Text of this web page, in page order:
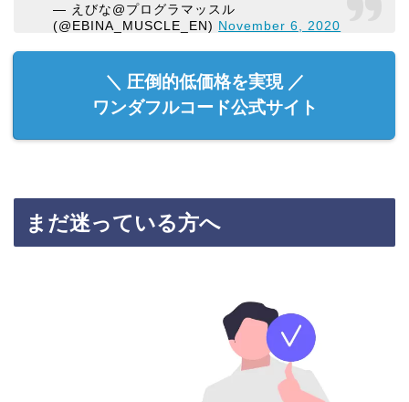
— えびな@プログラマッスル
(@EBINA_MUSCLE_EN) November 6, 2020
＼ 圧倒的低価格を実現 ／
ワンダフルコード公式サイト
まだ迷っている方へ